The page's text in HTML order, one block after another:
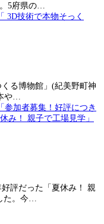
5府県の…
る博物館」(紀美野町神
や…
評だった「夏休み！ 親
た。今…